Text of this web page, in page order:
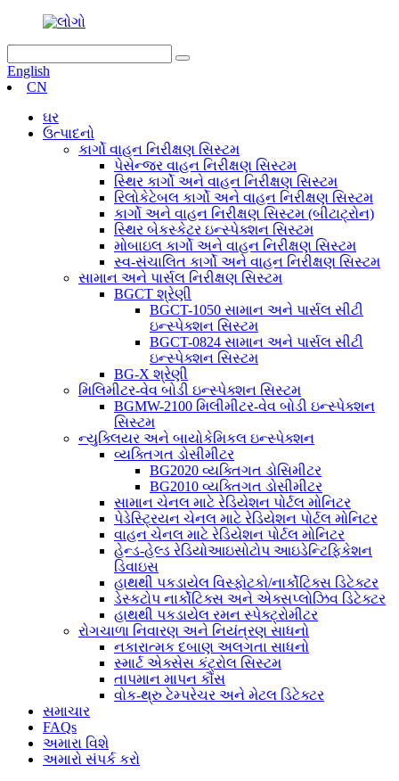
English
CN
ઘર
ઉત્પાદનો
કાર્ગો વાહન નિરીક્ષણ સિસ્ટમ
પેસેન્જર વાહન નિરીક્ષણ સિસ્ટમ
સ્થિર કાર્ગો અને વાહન નિરીક્ષણ સિસ્ટમ
રિલોકેટેબલ કાર્ગો અને વાહન નિરીક્ષણ સિસ્ટમ
કાર્ગો અને વાહન નિરીક્ષણ સિસ્ટમ (બીટાટ્રોન)
સ્થિર બેકસ્કેટર ઇન્સ્પેક્શન સિસ્ટમ
મોબાઇલ કાર્ગો અને વાહન નિરીક્ષણ સિસ્ટમ
સ્વ-સંચાલિત કાર્ગો અને વાહન નિરીક્ષણ સિસ્ટમ
સામાન અને પાર્સલ નિરીક્ષણ સિસ્ટમ
BGCT શ્રેણી
BGCT-1050 સામાન અને પાર્સલ સીટી
ઇન્સ્પેક્શન સિસ્ટમ
BGCT-0824 સામાન અને પાર્સલ સીટી
ઇન્સ્પેક્શન સિસ્ટમ
BG-X શ્રેણી
મિલિમીટર-વેવ બોડી ઇન્સ્પેક્શન સિસ્ટમ
BGMW-2100 મિલીમીટર-વેવ બોડી ઇન્સ્પેક્શન
સિસ્ટમ
ન્યુક્લિયર અને બાયોકેમિકલ ઇન્સ્પેક્શન
વ્યક્તિગત ડોસીમીટર
BG2020 વ્યક્તિગત ડોસિમીટર
BG2010 વ્યક્તિગત ડોસીમીટર
સામાન ચેનલ માટે રેડિયેશન પોર્ટલ મોનિટર
પેડેસ્ટ્રિયન ચેનલ માટે રેડિયેશન પોર્ટલ મોનિટર
વાહન ચેનલ માટે રેડિયેશન પોર્ટલ મોનિટર
હેન્ડ-હેલ્ડ રેડિયોઆઇસોટોપ આઇડેન્ટિફિકેશન
ડિવાઇસ
હાથથી પકડાયેલ વિસ્ફોટકો/નાર્કોટિક્સ ડિટેક્ટર
ડેસ્કટોપ નાર્કોટિક્સ અને એક્સપ્લોઝિવ ડિટેક્ટર
હાથથી પકડાયેલ રમન સ્પેક્ટ્રોમીટર
રોગચાળા નિવારણ અને નિયંત્રણ સાધનો
નકારાત્મક દબાણ અલગતા સાધનો
સ્માર્ટ એક્સેસ કંટ્રોલ સિસ્ટમ
તાપમાન માપન કૌંસ
વોક-થ્રુ ટેમ્પરેચર અને મેટલ ડિટેક્ટર
સમાચાર
FAQs
અમારા વિશે
અમારો સંપર્ક કરો